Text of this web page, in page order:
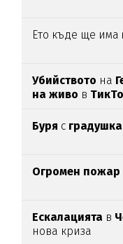
Ето къде ще има
Убийството на
на живо в
Буря с
Огромен пожар
Ескалацията в
нова криза